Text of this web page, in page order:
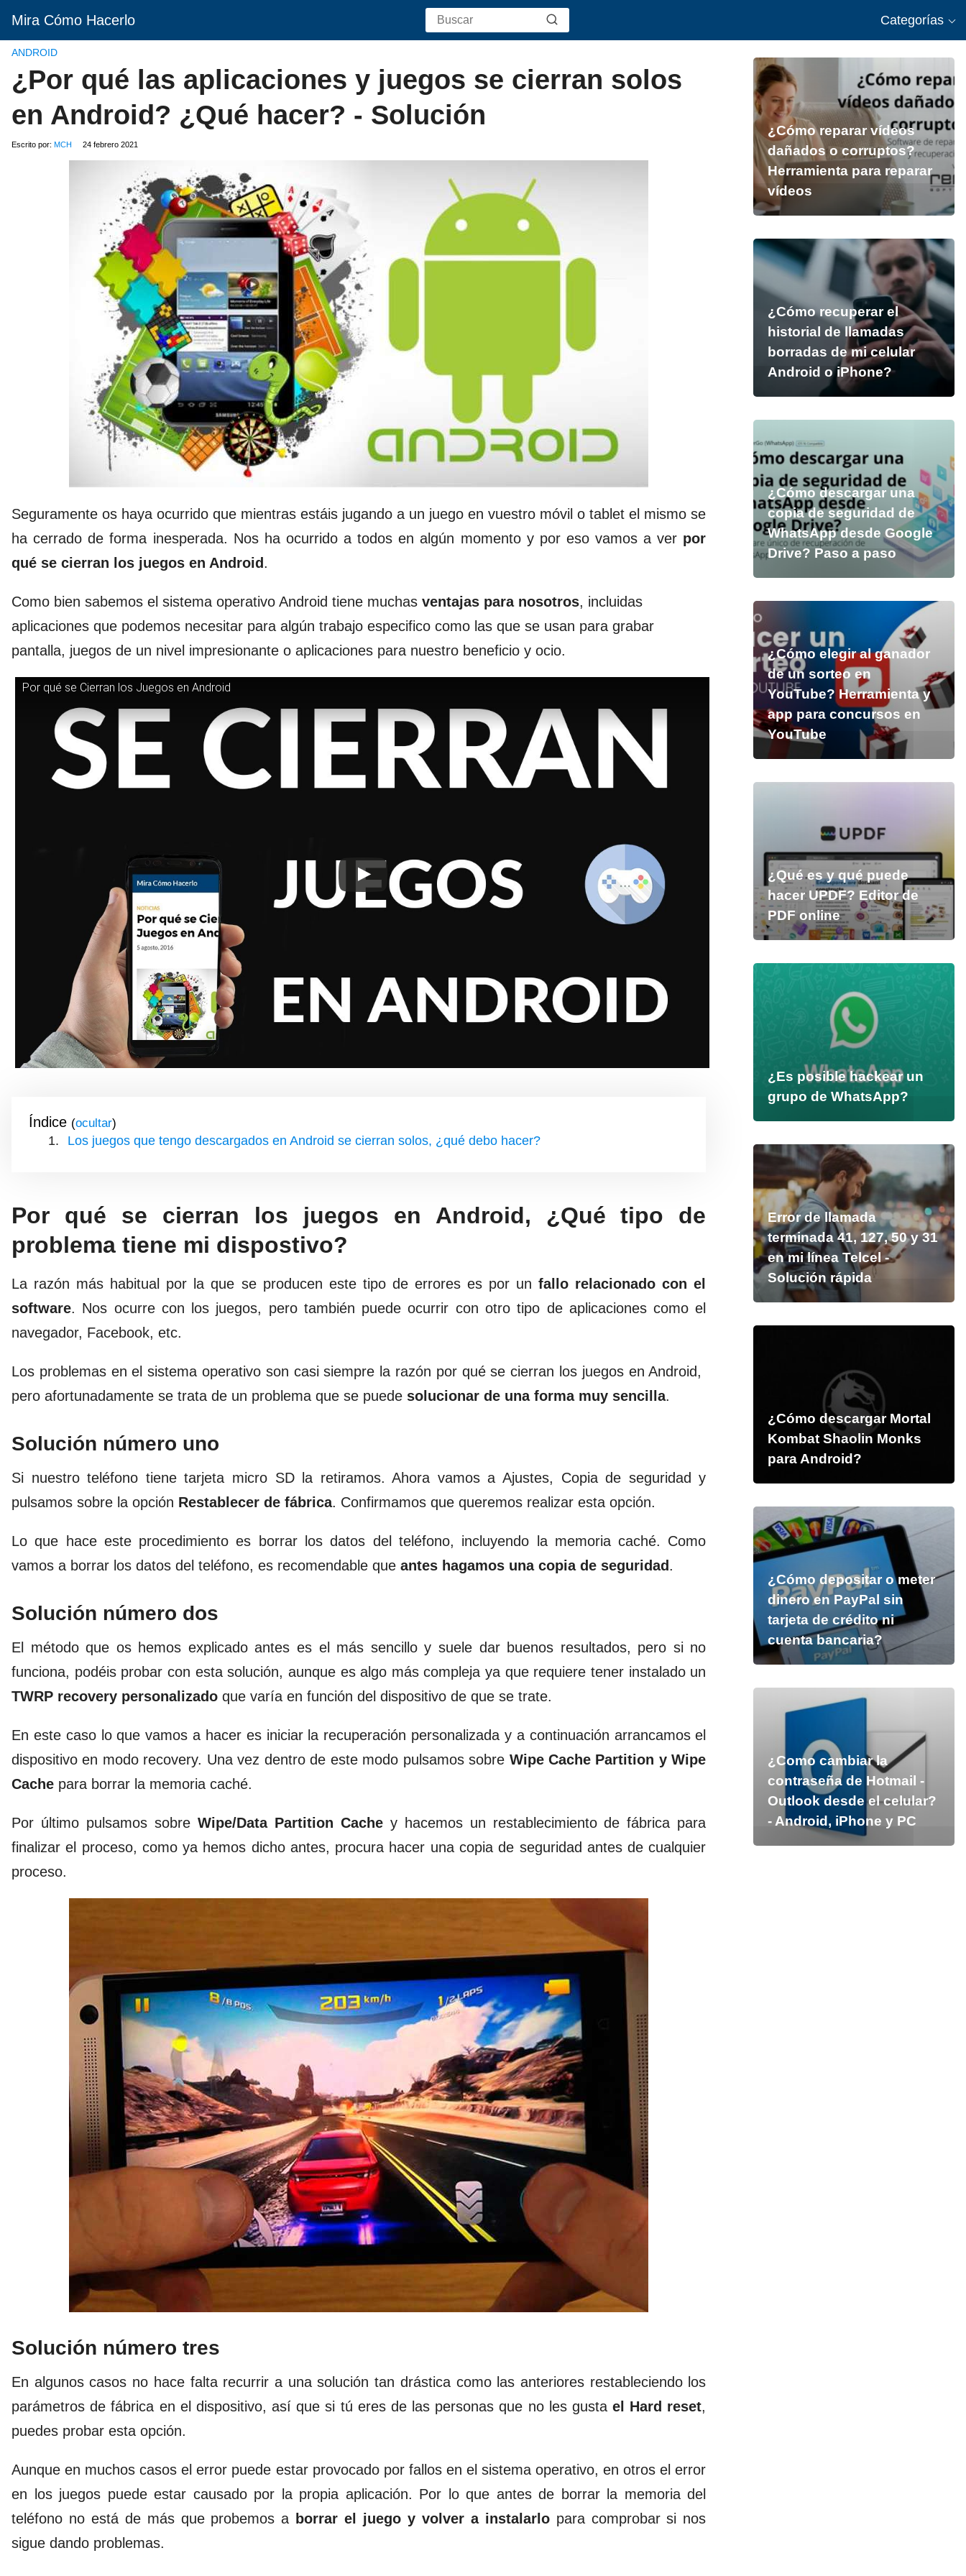
Mira Cómo Hacerlo Categorías
ANDROID
¿Por qué las aplicaciones y juegos se cierran solos
en Android? ¿Qué hacer? - Solución
Escrito por: MCH 24 febrero 2021
Seguramente os haya ocurrido que mientras estáis jugando a un juego en vuestro móvil o tablet el mismo se
ha cerrado de forma inesperada. Nos ha ocurrido a todos en algún momento y por eso vamos a ver por
qué se cierran los juegos en Android .
Como bien sabemos el sistema operativo Android tiene muchas ventajas para nosotros, incluidas
aplicaciones que podemos necesitar para algún trabajo especifico como las que se usan para grabar
pantalla, juegos de un nivel impresionante o aplicaciones para nuestro beneficio y ocio.
Por qué se Cierran los Juegos en Android
Índice ( )
Los juegos que tengo descargados en Android se cierran solos, ¿qué debo hacer?
Por qué se cierran los juegos en Android, ¿Qué tipo de
problema tiene mi dispostivo?
La razón más habitual por la que se producen este tipo de errores es por unfallo relacionado con el
software. Nos ocurre con los juegos, pero también puede ocurrir con otro tipo de aplicaciones como el
navegador, Facebook, etc.
Los problemas en el sistema operativo son casi siempre la razón por qué se cierran los juegos en Android,
pero afortunadamente se trata de un problema que se puede solucionar de una forma muy sencilla.
Solución número uno
Si nuestro teléfono tiene tarjeta micro SD la retiramos. Ahora vamos a Ajustes, Copia de seguridad y
pulsamos sobre la opción Restablecer de fábrica. Confirmamos que queremos realizar esta opción.
Lo que hace este procedimiento es borrar los datos del teléfono, incluyendo la memoria caché. Como
vamos a borrar los datos del teléfono, es recomendable que antes hagamos una copia de seguridad.
Solución número dos
El método que os hemos explicado antes es el más sencillo y suele dar buenos resultados, pero si no
funciona, podéis probar con esta solución, aunque es algo más compleja ya que requiere tener instalado un
TWRP recovery personalizado que varía en función del dispositivo de que se trate.
En este caso lo que vamos a hacer es iniciar la recuperación personalizada y a continuación arrancamos el
dispositivo en modo recovery. Una vez dentro de este modo pulsamos sobre Wipe Cache Partition y Wipe
Cache para borrar la memoria caché.
Por último pulsamos sobre Wipe/Data Partition Cachey hacemos un restablecimiento de fábrica para
finalizar el proceso, como ya hemos dicho antes, procura hacer una copia de seguridad antes de cualquier
proceso.
Solución número tres
En algunos casos no hace falta recurrir a una solución tan drástica como las anteriores restableciendo los
parámetros de fábrica en el dispositivo, así que si tú eres de las personas que no les gustael Hard reset,
puedes probar esta opción.
Aunque en muchos casos el error puede estar provocado por fallos en el sistema operativo, en otros el error
en los juegos puede estar causado por la propia aplicación. Por lo que antes de borrar la memoria del
teléfono no está de más que probemos a borrar el juego y volver a instalarlopara comprobar si nos
sigue dando problemas.
¿Cómo reparar vídeos
dañados o corruptos?
Herramienta para reparar
vídeos
¿Cómo recuperar el
historial de llamadas
borradas de mi celular
Android o iPhone?
¿Cómo descargar una
copia de seguridad de
WhatsApp desde Google
Drive? Paso a paso
¿Cómo elegir al ganador
de un sorteo en
YouTube? Herramienta y
app para concursos en
YouTube
¿Qué es y qué puede
hacer UPDF? Editor de
PDF online
¿Es posible hackear un
grupo de WhatsApp?
Error de llamada
terminada 41, 127, 50 y 31
en mi línea Telcel -
Solución rápida
¿Cómo descargar Mortal
Kombat Shaolin Monks
para Android?
¿Cómo depositar o meter
dinero en PayPal sin
tarjeta de crédito ni
cuenta bancaria?
¿Como cambiar la
contraseña de Hotmail -
Outlook desde el celular?
- Android, iPhone y PC